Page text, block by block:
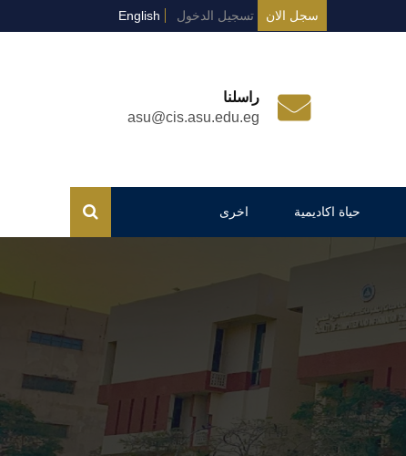
سجل الان تسجيل الدخول English
راسلنا
asu@cis.asu.edu.eg
حياة اكاديمية اخرى